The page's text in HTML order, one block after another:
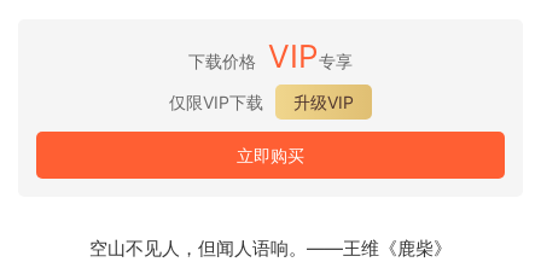
如果无法打开 Keygen，请使用 Sentinel：
下载价格 VIP专享
仅限VIP下载
升级VIP
立即购买
空山不见人，但闻人语响。——王维《鹿柴》